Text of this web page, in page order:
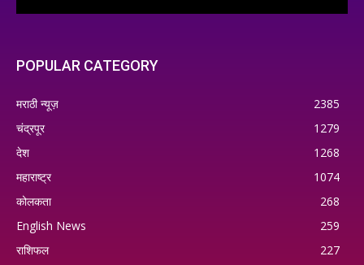
POPULAR CATEGORY
मराठी न्यूज़
2385
चंद्रपूर
1279
देश
1268
महाराष्ट्र
1074
कोलकता
268
English News
259
राशिफल
227